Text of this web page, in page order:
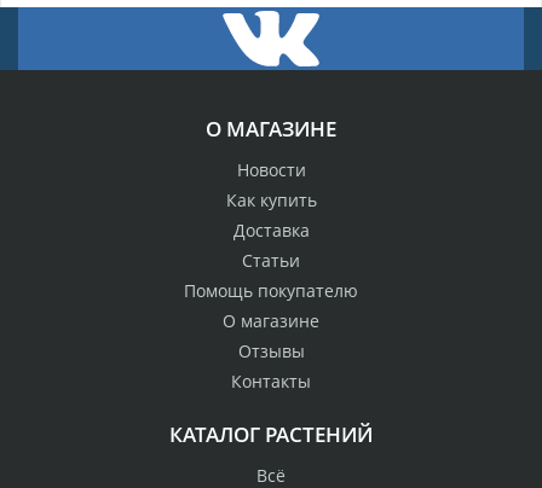
О МАГАЗИНЕ
Новости
Как купить
Доставка
Статьи
Помощь покупателю
О магазине
Отзывы
Контакты
КАТАЛОГ РАСТЕНИЙ
Всё